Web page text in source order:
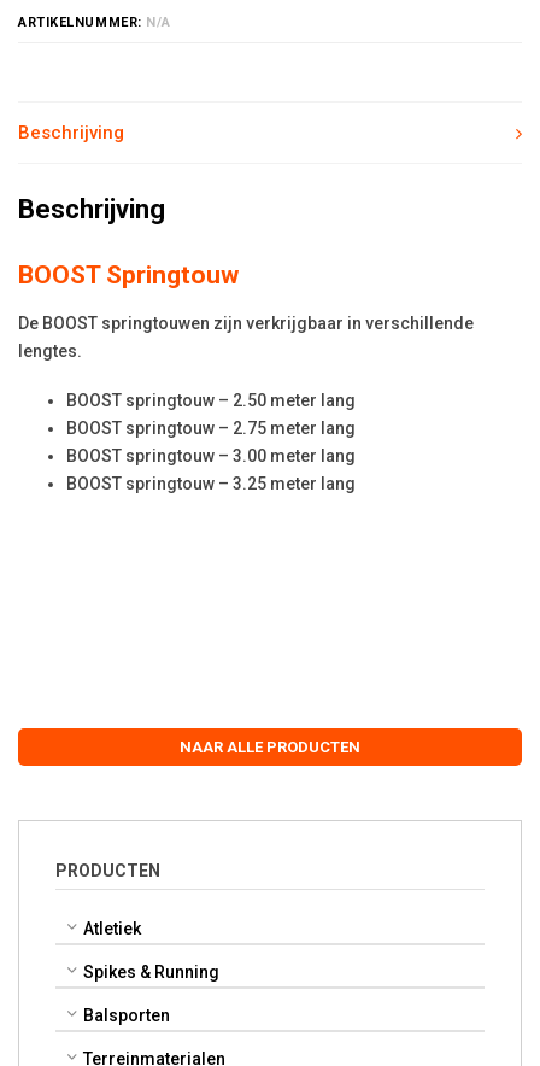
NAAR ALLE PRODUCTEN
PRODUCTEN
Atletiek
Spikes & Running
Balsporten
Terreinmaterialen
ARTIKELNUMMER: N/A
Beschrijving
Beschrijving
BOOST Springtouw
De BOOST springtouwen zijn verkrijgbaar in verschillende
lengtes.
BOOST springtouw – 2.50 meter lang
BOOST springtouw – 2.75 meter lang
BOOST springtouw – 3.00 meter lang
BOOST springtouw – 3.25 meter lang